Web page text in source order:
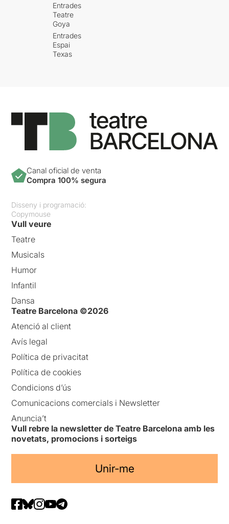
Entrades
Teatre
Goya
Entrades
Espai
Texas
Canal oficial de venta
Compra 100% segura
Disseny i programació:
Copymouse
Vull veure
Teatre
Musicals
Humor
Infantil
Dansa
Teatre Barcelona ©2026
Atenció al client
Avís legal
Política de privacitat
Política de cookies
Condicions d’ús
Comunicacions comercials i Newsletter
Anuncia’t
Vull rebre la newsletter de Teatre Barcelona amb les
novetats, promocions i sorteigs
Unir-me